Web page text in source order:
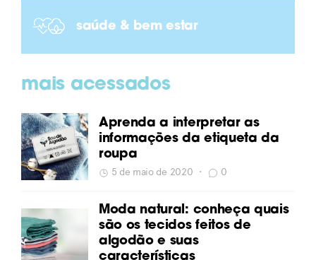
saúde & bem estar
mais acessados
Aprenda a interpretar as
informações da etiqueta da
roupa
5 de maio de 2020 • 0
Moda natural: conheça quais
são os tecidos feitos de
algodão e suas
características